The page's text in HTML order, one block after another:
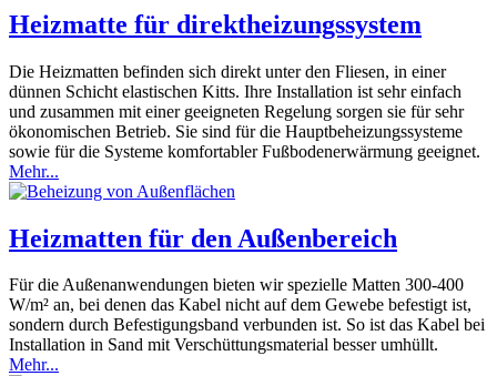
Heizmatte für direktheizungssystem
Die Heizmatten befinden sich direkt unter den Fliesen, in einer
dünnen Schicht elastischen Kitts. Ihre Installation ist sehr einfach
und zusammen mit einer geeigneten Regelung sorgen sie für sehr
ökonomischen Betrieb. Sie sind für die Hauptbeheizungssysteme
sowie für die Systeme komfortabler Fußbodenerwärmung geeignet.
Mehr...
Heizmatten für den Außenbereich
Für die Außenanwendungen bieten wir spezielle Matten 300-400
W/m² an, bei denen das Kabel nicht auf dem Gewebe befestigt ist,
sondern durch Befestigungsband verbunden ist. So ist das Kabel bei
Installation in Sand mit Verschüttungsmaterial besser umhüllt.
Mehr...